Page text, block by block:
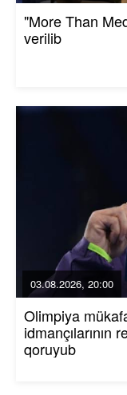
"More Than
verilib
03.08.2026, 20:00
Olimpiya
idmançılarının
qoruyub